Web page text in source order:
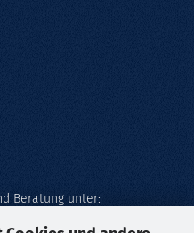
Beratung unter: